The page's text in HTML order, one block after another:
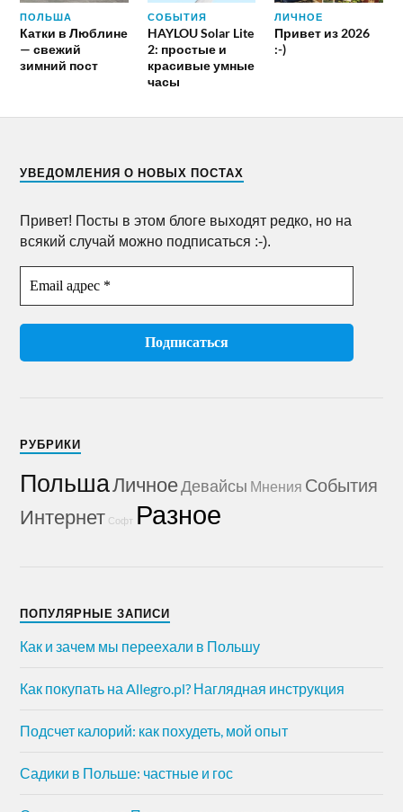
ПОЛЬША
Катки в Люблине
— свежий
зимний пост
СОБЫТИЯ
HAYLOU Solar Lite
2: простые и
красивые умные
часы
ЛИЧНОЕ
Привет из 2026
:-)
УВЕДОМЛЕНИЯ О НОВЫХ ПОСТАХ
Привет! Посты в этом блоге выходят редко, но на
всякий случай можно подписаться :-).
РУБРИКИ
ПольшаЛичноеДевайсы Мнения События
Интернет Софт Разное
ПОПУЛЯРНЫЕ ЗАПИСИ
Как и зачем мы переехали в Польшу
Как покупать на Allegro.pl? Наглядная инструкция
Подсчет калорий: как похудеть, мой опыт
Садики в Польше: частные и гос